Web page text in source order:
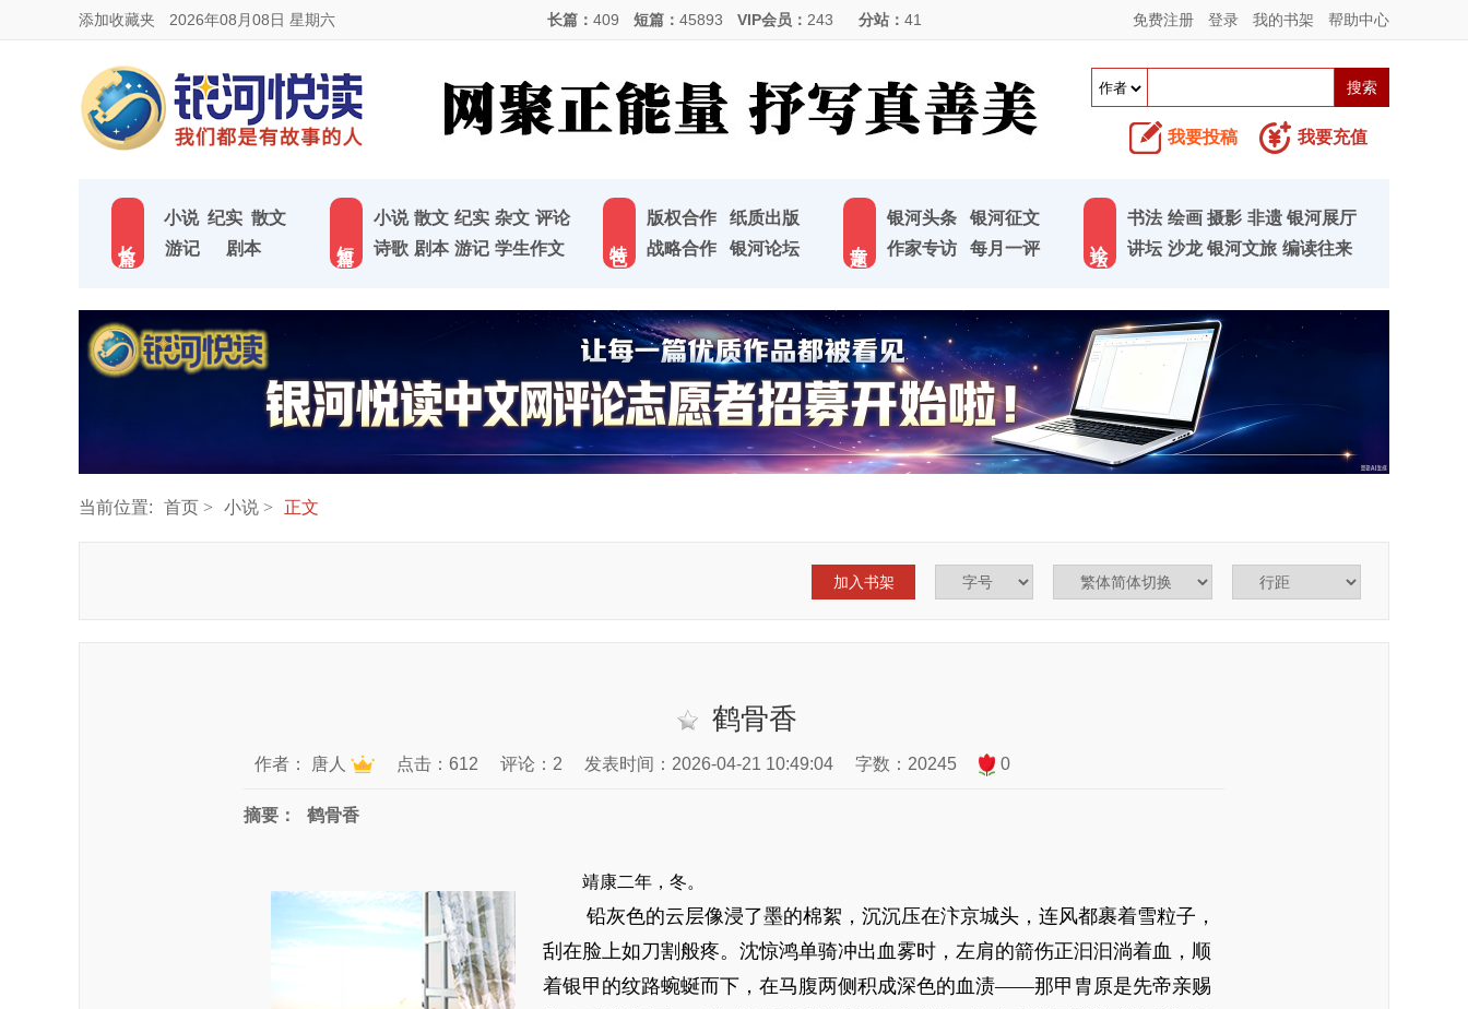
添加收藏夹 2026年08月08日 星期六 长篇： 409 短篇： 45893 VIP会员： 243 分站： 41 免费注册 登录 我的书架 帮助中心
我要投稿 我要充值
小说 纪实 散文
游记
剧本
小说 散文 纪实 杂文 评论
诗歌 剧本 游记 学生作文
版权合作
纸质出版
战略合作
银河论坛
银河头条
银河征文
作家专访
每月一评
书法 绘画 摄影 非遗 银河展厅
讲坛 沙龙 银河文旅 编读往来
当前位置: 首页 小说 正文
加入书架
鹤骨香
作者： 唐人 点击：612 评论：2 发表时间：2026-04-21 10:49:04 字数：20245 0
摘要： 鹤骨香
靖康二年，冬。
铅灰色的云层像浸了墨的棉絮，沉沉压在汴京城头，连风都裹着雪粒子，
刮在脸上如刀割般疼。沈惊鸿单骑冲出血雾时，左肩的箭伤正汩汩淌着血，顺
着银甲的纹路蜿蜒而下，在马腹两侧积成深色的血渍——那甲胄原是先帝亲赐